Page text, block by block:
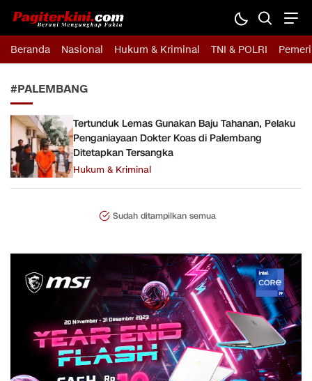
Pagiterkini.com
Berani Mengungkap Fakta
Beranda Nasional Hukum & Kriminal TNI & POLRI
#PALEMBANG
Tertunduk Lemas Gunakan Baju Tahanan, Pelaku
Penganiayaan Dokter Koas di Palembang
Ditetapkan Tersangka
Hukum & Kriminal
Sudah ditampilkan semua